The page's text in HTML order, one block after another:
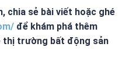
chia sẻ bài viết hoặc ghé
để khám phá thêm
thị trường bất động sản